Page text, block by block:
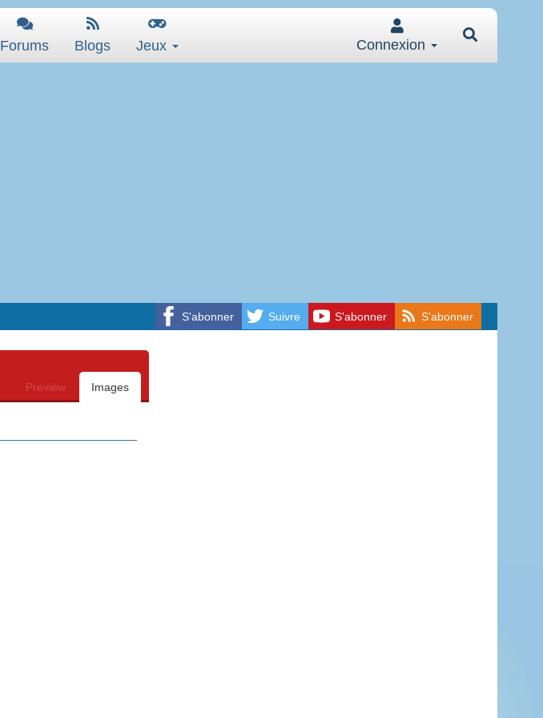
Forums Blogs Jeux Connexion
S'abonner Suivre S'abonner S'abonner
Preview Images